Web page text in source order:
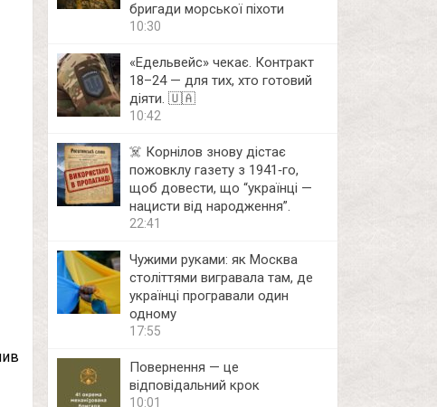
бригади морської піхоти
10:30
«Едельвейс» чекає. Контракт
18–24 — для тих, хто готовий
діяти. 🇺🇦
10:42
☠️ Корнілов знову дістає
пожовклу газету з 1941‑го,
щоб довести, що “українці —
нацисти від народження”.
22:41
Чужими руками: як Москва
століттями вигравала там, де
українці програвали один
одному
17:55
Повернення — це
відповідальний крок
10:01